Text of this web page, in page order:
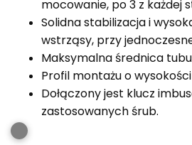
mocowanie, po 3 z każdej
Solidna stabilizacja i
wstrząsy, przy
Maksymalna średnica
Profil montażu o
Dołączony jest klucz
zastosowanych śrub.